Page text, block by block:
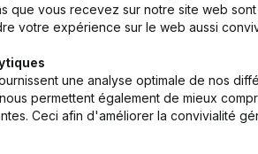
que vous recevez sur notre site web
votre expérience sur le web aussi
une analyse optimale de nos
permettent également de mieux
Ceci afin d'améliorer la convivialité
Produit
d’entreprise
Monitoring